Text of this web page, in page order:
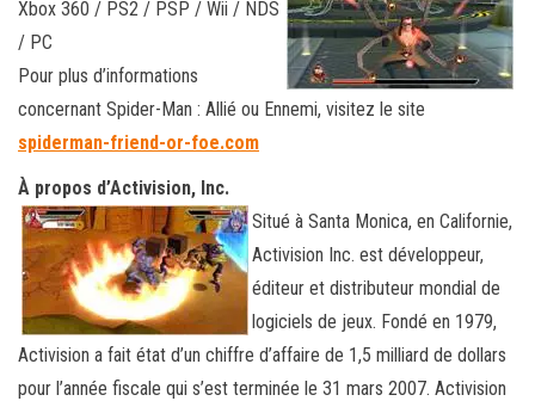
Xbox 360 / PS2 / PSP / Wii / NDS
/ PC
Pour plus d’informations
concernant Spider-Man : Allié ou Ennemi, visitez le site
spiderman-friend-or-foe.com
À propos d’Activision, Inc.
Situé à Santa Monica, en Californie,
Activision Inc. est développeur,
éditeur et distributeur mondial de
logiciels de jeux. Fondé en 1979,
Activision a fait état d’un chiffre d’affaire de 1,5 milliard de dollars
pour l’année fiscale qui s’est terminée le 31 mars 2007. Activision